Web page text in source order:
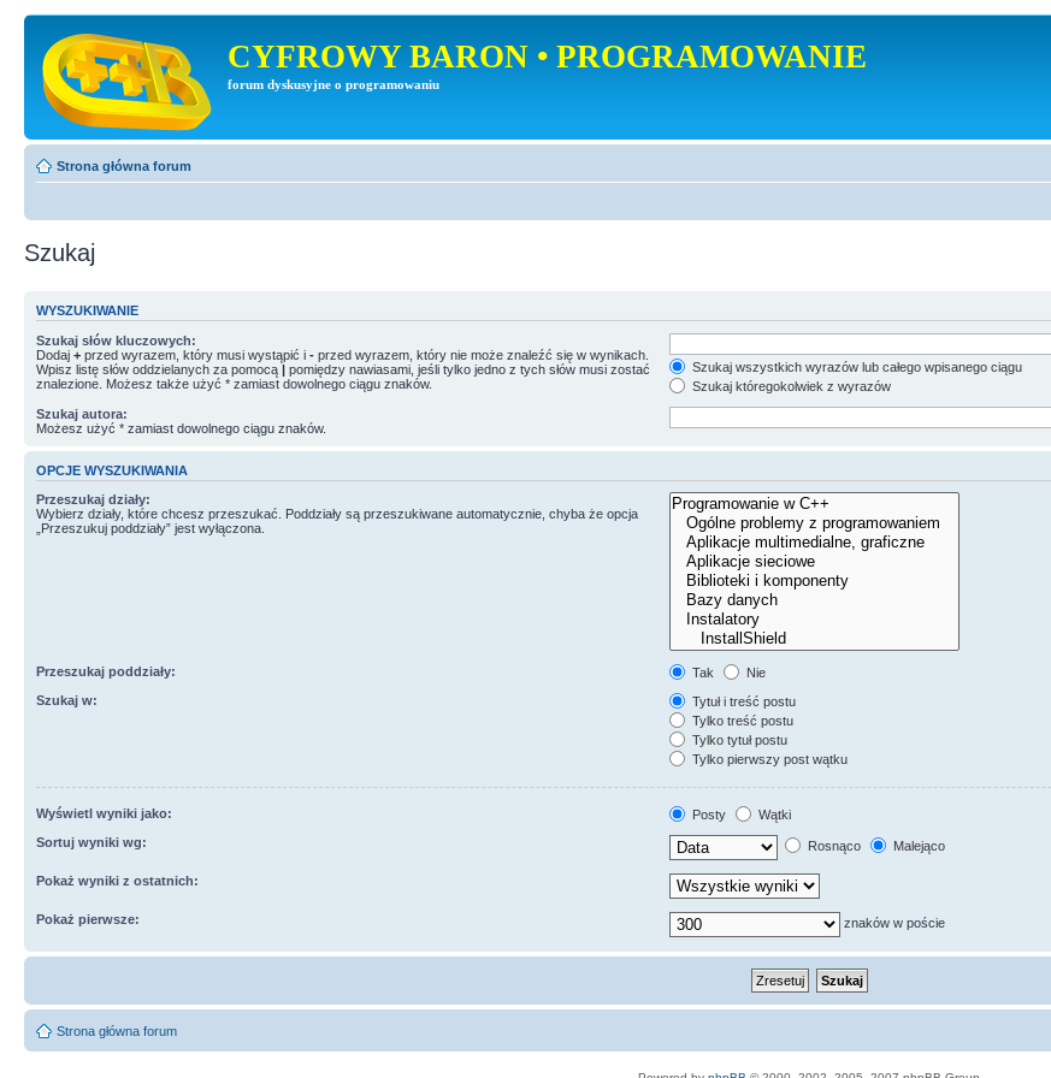
CYFROWY BARON • PROGRAMOWANIE
forum dyskusyjne o programowaniu
Strona główna forum
Szukaj
WYSZUKIWANIE
Szukaj słów kluczowych:
Dodaj + przed wyrazem, który musi wystąpić i - przed wyrazem, który nie może znaleźć się w wynikach.
Wpisz listę słów oddzielanych za pomocą | pomiędzy nawiasami, jeśli tylko jedno z tych słów musi zostać
znalezione. Możesz także użyć * zamiast dowolnego ciągu znaków.
Szukaj wszystkich wyrazów lub całego wpisanego ciągu
Szukaj któregokolwiek z wyrazów
Szukaj autora:
Możesz użyć * zamiast dowolnego ciągu znaków.
OPCJE WYSZUKIWANIA
Przeszukaj działy:
Wybierz działy, które chcesz przeszukać. Poddziały są przeszukiwane automatycznie, chyba że opcja
„Przeszukuj poddziały” jest wyłączona.
Przeszukaj poddziały: Tak
Nie
Szukaj w:
Tytuł i treść postu
Tylko treść postu
Tylko tytuł postu
Tylko pierwszy post wątku
Wyświetl wyniki jako: Posty
Wątki
Sortuj wyniki wg:
Rosnąco Malejąco
Pokaż wyniki z ostatnich:
Pokaż pierwsze: znaków w poście
Strona główna forum